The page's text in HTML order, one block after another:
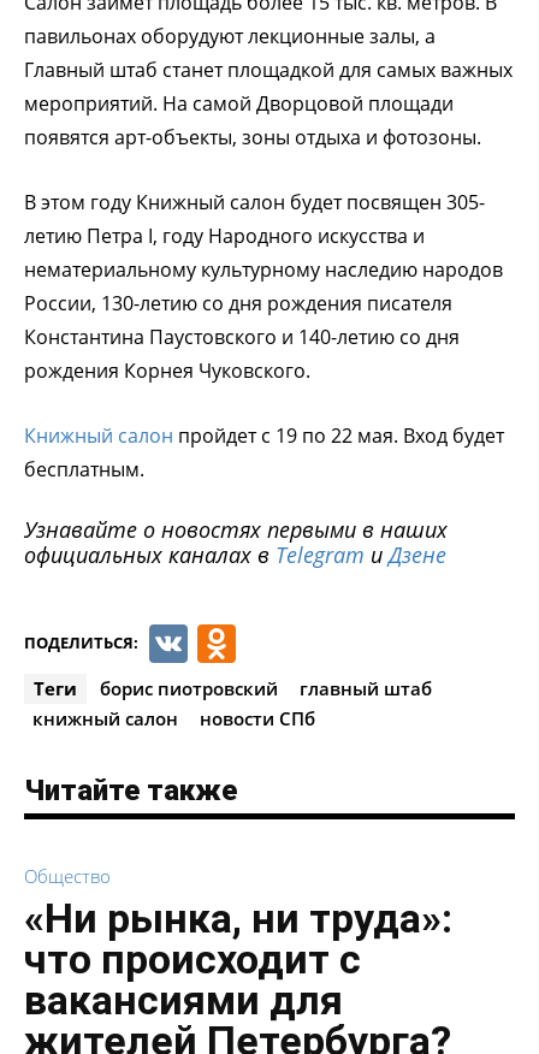
павильонах оборудуют лекционные залы, а
Главный штаб станет площадкой для самых важных
мероприятий. На самой Дворцовой площади
появятся арт-объекты, зоны отдыха и фотозоны.
В этом году Книжный салон будет посвящен 305-
летию Петра I, году Народного искусства и
нематериальному культурному наследию народов
России, 130-летию со дня рождения писателя
Константина Паустовского и 140-летию со дня
рождения Корнея Чуковского.
Книжный салон пройдет с 19 по 22 мая. Вход будет
бесплатным.
Узнавайте о новостях первыми в наших
официальных каналах в Telegram иДзене
ПОДЕЛИТЬСЯ: VK
Теги борис пиотровский
главный штаб
книжный салон
новости СПб
Читайте также
Общество
«Ни рынка, ни труда»:
что происходит с
вакансиями для
жителей Петербурга?